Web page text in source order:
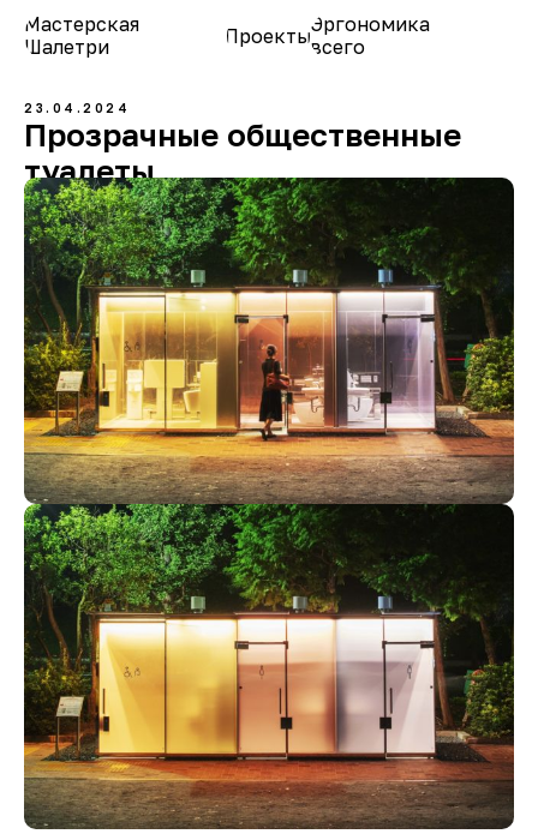
Мастерская
Шалетри
ПроектыЭргономика
всего
23.04.2024
Прозрачные общественные
туалеты